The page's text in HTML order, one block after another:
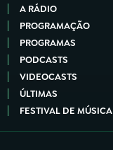
A RÁDIO
PROGRAMAÇÃO
PROGRAMAS
PODCASTS
VIDEOCASTS
ÚLTIMAS
FESTIVAL DE MÚSICA